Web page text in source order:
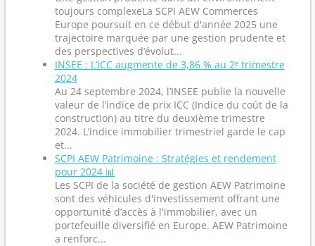
toujours complexeLa SCPI AEW Commerces
Europe poursuit en ce début d'année 2025 une
trajectoire marquée par une gestion prudente et
des perspectives d’évolut...
INSEE : L’ICC augmente de 3,86 % au 2ᵉ trimestre
2024
Au 24 septembre 2024, l’INSEE publie la nouvelle
valeur de l’indice de prix ICC (Indice du coût de la
construction) au titre du deuxième trimestre
2024. L’indice immobilier trimestriel garde le cap
et...
SCPI AEW Patrimoine : Stratégies et rendement
pour 2024 📊
Les SCPI de la société de gestion AEW Patrimoine
sont des véhicules d'investissement offrant une
opportunité d’accès à l'immobilier, avec un
portefeuille diversifié en Europe. AEW Patrimoine
a renforc...